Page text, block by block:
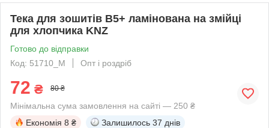
Тека для зошитів В5+ ламінована на змійці
для хлопчика KNZ
Готово до відправки
Код: 51710_M
Опт і роздріб
72 ₴ 80 ₴
Мінімальна сума замовлення на сайті — 250 ₴
Економія 8 ₴ Залишилось 37 днів